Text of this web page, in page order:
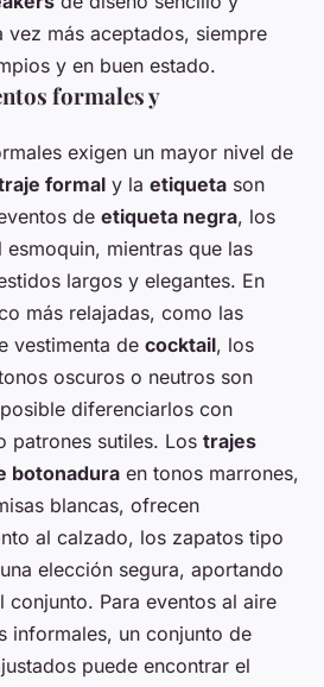
vez más aceptados, siempre
y en buen estado.
formales y
exigen un mayor nivel de
formal y la etiqueta son
de etiqueta negra, los
mientras que las
largos y elegantes. En
más relajadas, como las
vestimenta de cocktail, los
oscuros o neutros son
diferenciarlos con
patrones sutiles. Los trajes
botonadura en tonos marrones,
blancas, ofrecen
al calzado, los zapatos tipo
elección segura, aportando
conjunto. Para eventos al aire
informales, un conjunto de
puede encontrar el